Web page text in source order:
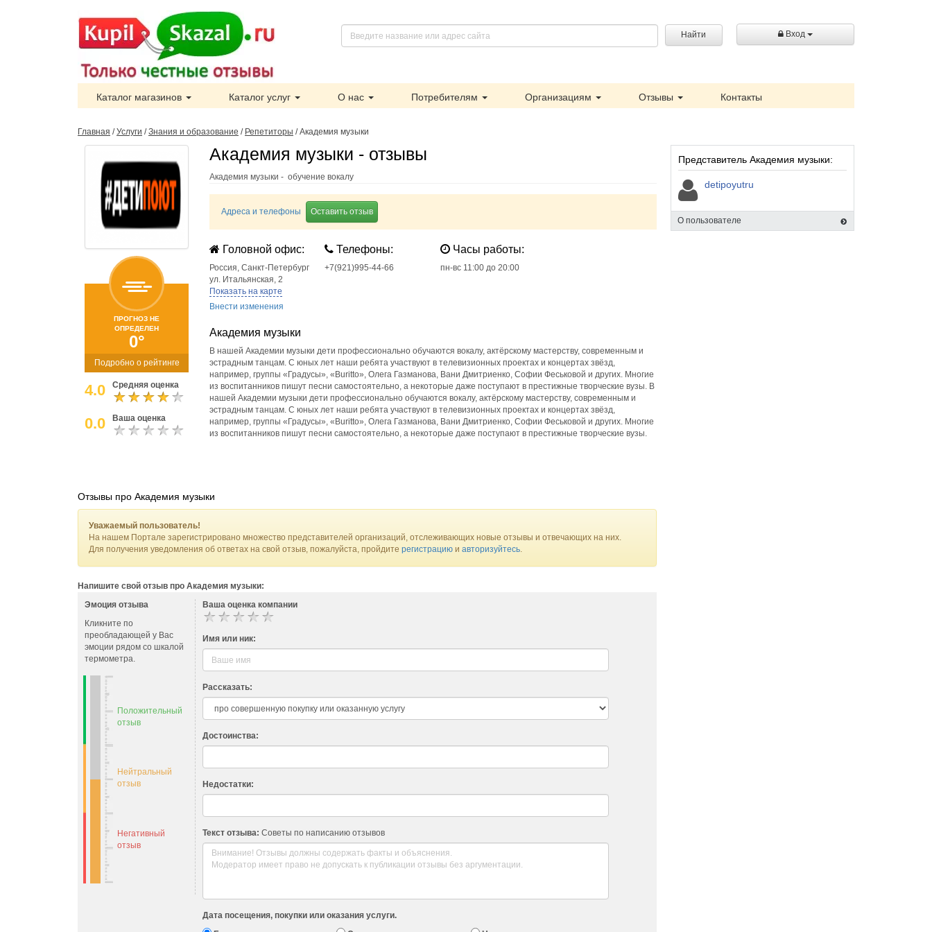
Найти Вход
Каталог магазинов Каталог услуг О нас Потребителям Организациям Отзывы Контакты
Главная /Услуги /Знания и образование / Репетиторы /Академия музыки
ПРОГНОЗ НЕ
ОПРЕДЕЛЕН
0°
Подробно о рейтинге
4.0 Средняя оценка
0.0 Ваша оценка
Академия музыки - отзывы
Академия музыки - обучение вокалу
Адреса и телефоны Оставить отзыв
Головной офис:
Россия, Санкт-Петербург
ул. Итальянская, 2
Показать на карте
Внести изменения
Телефоны:
+7(921)995-44-66
Часы работы:
пн-вс 11:00 до 20:00
Академия музыки
В нашей Академии музыки дети профессионально обучаются вокалу, актёрскому мастерству, современным и
эстрадным танцам. С юных лет наши ребята участвуют в телевизионных проектах и концертах звёзд,
например, группы «Градусы», «Buritto», Олега Газманова, Вани Дмитриенко, Софии Феськовой и других. Многие
из воспитанников пишут песни самостоятельно, а некоторые даже поступают в престижные творческие вузы. В
нашей Академии музыки дети профессионально обучаются вокалу, актёрскому мастерству, современным и
эстрадным танцам. С юных лет наши ребята участвуют в телевизионных проектах и концертах звёзд,
например, группы «Градусы», «Buritto», Олега Газманова, Вани Дмитриенко, Софии Феськовой и других. Многие
из воспитанников пишут песни самостоятельно, а некоторые даже поступают в престижные творческие вузы.
Представитель Академия музыки:
detipoyutru
О пользователе
Отзывы про Академия музыки
Уважаемый пользователь!
На нашем Портале зарегистрировано множество представителей организаций, отслеживающих новые отзывы и отвечающих на них.
Для получения уведомления об ответах на свой отзыв, пожалуйста, пройдите регистрацию и авторизуйтесь.
Напишите свой отзыв про Академия музыки:
Эмоция отзыва
Кликните по
преобладающей у Вас
эмоции рядом со шкалой
термометра.
Положительный
отзыв
Нейтральный
отзыв
Негативный
отзыв
Ваша оценка компании
Имя или ник:
Рассказать:
Достоинства:
Недостатки:
Текст отзыва: Советы по написанию отзывов
Дата посещения, покупки или оказания услуги.